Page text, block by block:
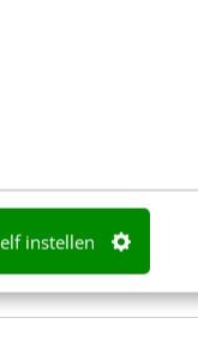
instellen
een essentiële
laptop,
van het
klanten
als Google en
andere